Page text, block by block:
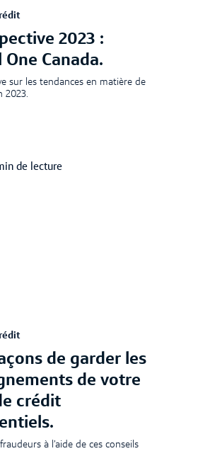
2023 :
One Canada.
sur les tendances en matière de
2023.
de lecture
de garder les
de votre
crédit
à l’aide de ces conseils